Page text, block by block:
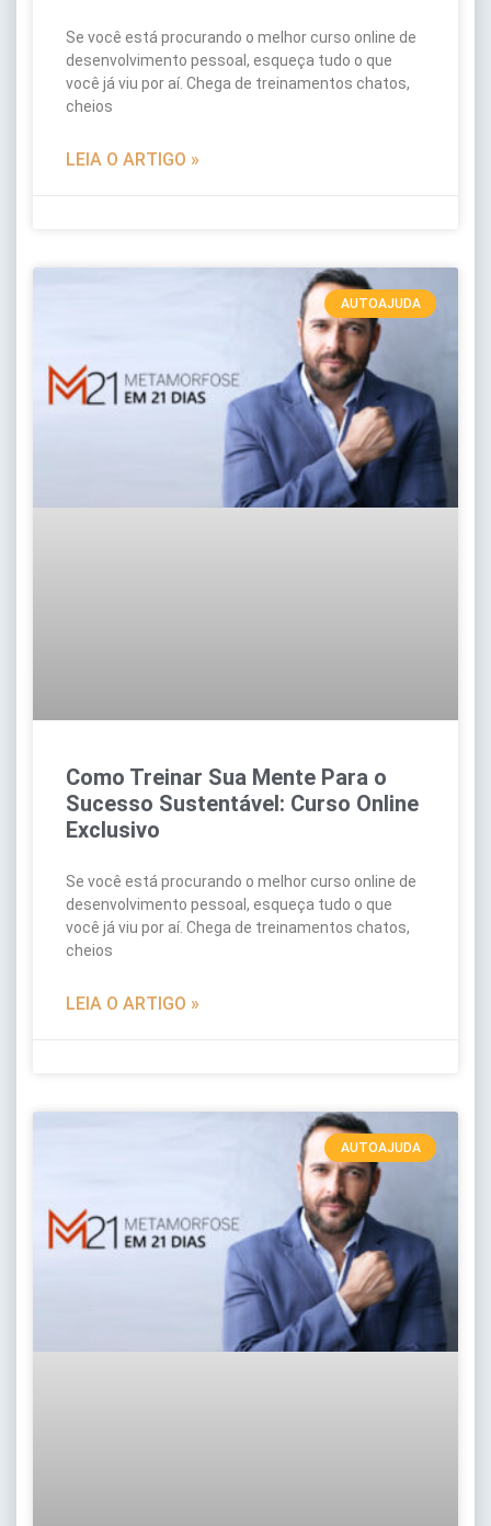
Se você está procurando o melhor curso online de
desenvolvimento pessoal, esqueça tudo o que
você já viu por aí. Chega de treinamentos chatos,
cheios
LEIA O ARTIGO »
AUTOAJUDA
Como Treinar Sua Mente Para o
Sucesso Sustentável: Curso Online
Exclusivo
Se você está procurando o melhor curso online de
desenvolvimento pessoal, esqueça tudo o que
você já viu por aí. Chega de treinamentos chatos,
cheios
LEIA O ARTIGO »
AUTOAJUDA